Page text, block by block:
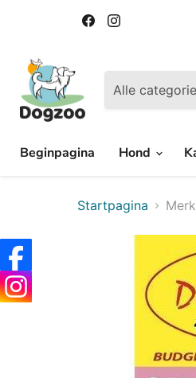
Vind
ons
Alle
Beginpagina Hond
Startpagina